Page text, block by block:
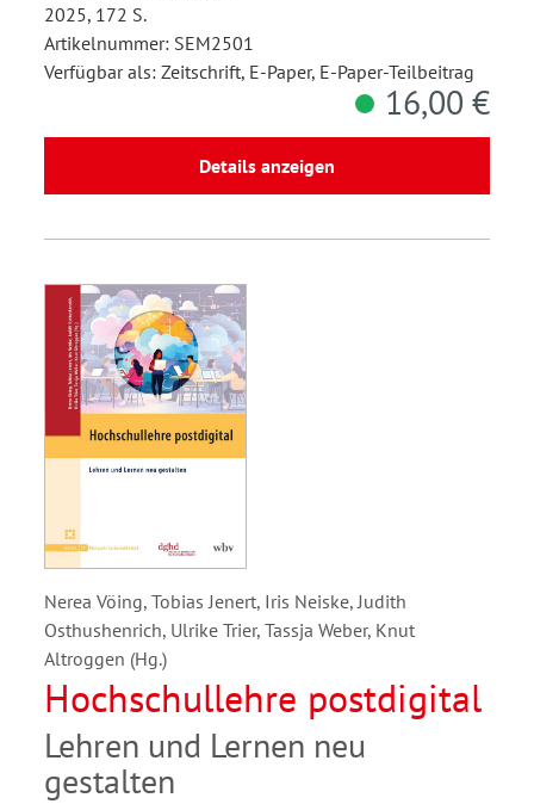
2025, 172 S.
Artikelnummer: SEM2501
Verfügbar als: Zeitschrift, E-Paper, E-Paper-Teilbeitrag
16,00 €
Details anzeigen
Nerea Vöing, Tobias Jenert, Iris Neiske, Judith
Osthushenrich, Ulrike Trier, Tassja Weber, Knut
Altroggen (Hg.)
Hochschullehre postdigital
Lehren und Lernen neu
gestalten